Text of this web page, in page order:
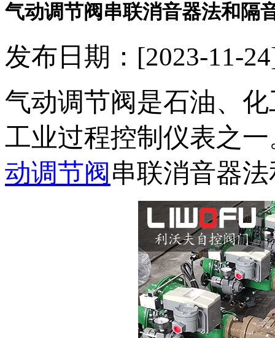
气动调节阀串联消音器法和隔
发布日期：[2023-11-
气动调节阀是石油、
工业过程控制仪表之
动调节阀串联消音器